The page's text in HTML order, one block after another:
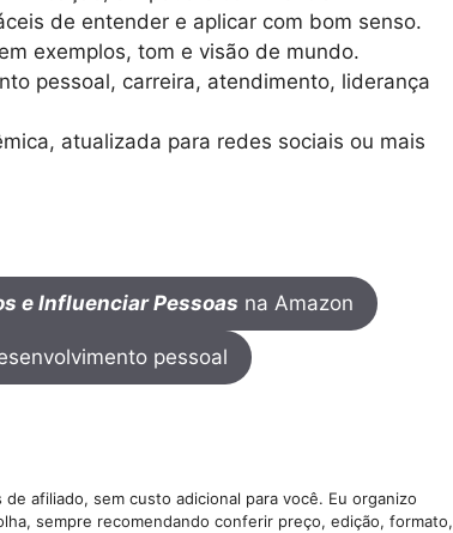
de entender e aplicar com bom senso.
exemplos, tom e visão de mundo.
pessoal, carreira, atendimento, liderança
atualizada para redes sociais ou mais
e Influenciar Pessoas na Amazon
pessoal
afiliado, sem custo adicional para você. Eu organizo
sempre recomendando conferir preço, edição, formato,